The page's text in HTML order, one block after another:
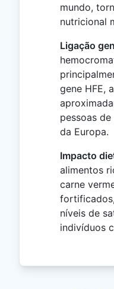
mundo,
nutricional
Ligação
gene HFE,
pessoas
da Europa.
Impacto
alimentos
carne
níveis de
indivíduos